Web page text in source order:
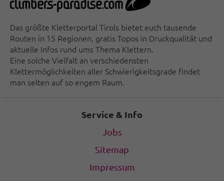
Das größte Kletterportal Tirols bietet euch tausende
Routen in 15 Regionen, gratis Topos in Druckqualität und
aktuelle Infos rund ums Thema Klettern.
Eine solche Vielfalt an verschiedensten
Klettermöglichkeiten aller Schwierigkeitsgrade findet
man selten auf so engem Raum.
Service & Info
Jobs
Sitemap
Impressum